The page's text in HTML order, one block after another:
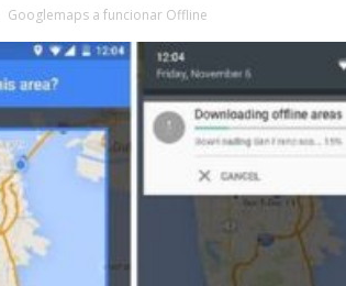
Googlemaps a funcionar Offline